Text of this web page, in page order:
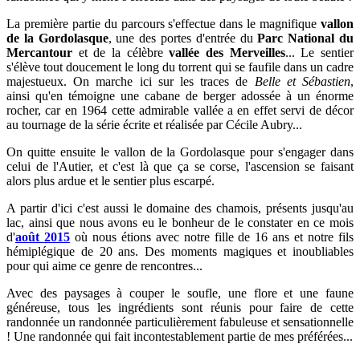
La première partie du parcours s'effectue dans le magnifique vallon
de la Gordolasque, une des portes d'entrée duParc National du
Mercantour et de la célèbrevallée des Merveilles...Le sentier
s'élève tout doucement le long du torrent qui se faufile dans un cadre
majestueux.On marche ici sur les traces de Belle et Sébastien,
ainsi qu'en témoigne une cabane de berger adossée à un énorme
rocher, car en 1964 cette admirable vallée a en effet servi de décor
au tournage de la série écrite et réalisée par Cécile Aubry...
On quitte ensuite le vallon de la Gordolasque pour s'engager dans
celui de l'Autier, et c'est là que ça se corse, l'ascension se faisant
alors plus ardue et le sentier plus escarpé.
A partir d'ici c'est aussi le domaine des chamois, présents jusqu'au
lac, ainsi que nous avons eu le bonheur de le constater en ce mois
d'août 2015 où nous étions avec notre fille de 16 ans et notre fils
hémiplégique de 20 ans. Des moments magiques et inoubliables
pour qui aime ce genre de rencontres...
Avec des paysages à couper le soufle, une flore et une faune
généreuse, tous les ingrédients sont réunis pour faire de cette
randonnée un randonnée particulièrement fabuleuse et sensationnelle
! Une randonnée qui fait incontestablement partie de mes préférées...